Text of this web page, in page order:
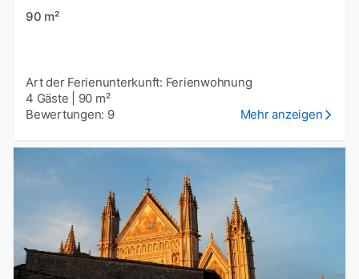
90 m²
Art der Ferienunterkunft: Ferienwohnung
4 Gäste
90 m²
Bewertungen: 9
Mehr anzeigen